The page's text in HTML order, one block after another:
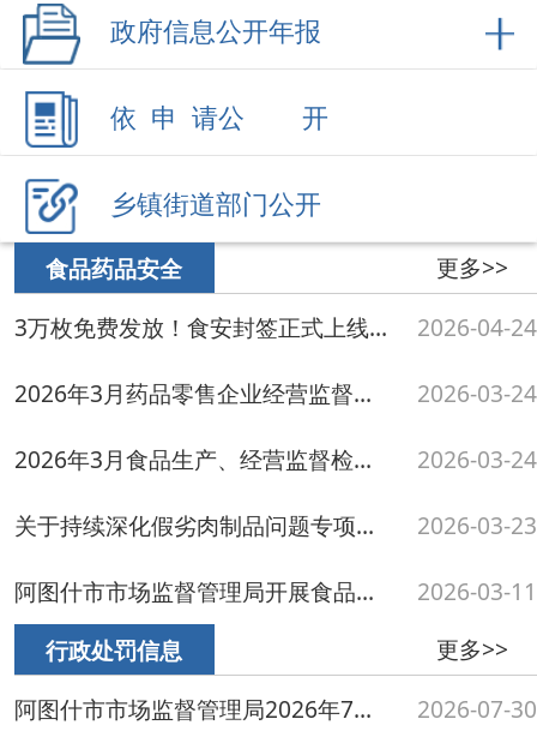
2026年3月药品零售企业经营监督检查结果
关于持续深化假劣肉制品问题专项整治暨广泛征集违法违规生产经营问题线索的通告 2026-03-23
阿图什市市场监督管理局开展食品安全标签标识专题培训 筑牢食品生产合规防线
行政处罚信息
更多>>
阿图什市市场监督管理局2026年7月行政处罚案件
2026-07-30
阿图什市市场监督管理局2026年5月行政处罚案件 （大额） 2026-05-25
阿图什市市场监督管理局2026年5月行政处罚案件 2026-05-25
阿图什市市场监督管理局2026年4月行政处罚案件
2026-04-24
不合格项目小常识
克州阿图什市7月抽检不合格产品1批次信息表 2026-07-27